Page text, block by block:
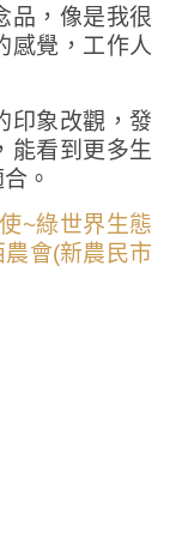
品，像是我很
感覺，工作人
印象改觀，發
能看到更多生
。